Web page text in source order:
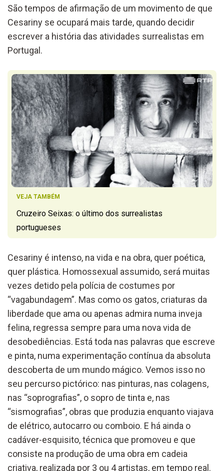
São tempos de afirmação de um movimento de que
Cesariny se ocupará mais tarde, quando decidir
escrever a história das atividades surrealistas em
Portugal.
VEJA TAMBÉM
Cruzeiro Seixas: o último dos surrealistas
portugueses
Cesariny é intenso, na vida e na obra, quer poética,
quer plástica. Homossexual assumido, será muitas
vezes detido pela polícia de costumes por
“vagabundagem”. Mas como os gatos, criaturas da
liberdade que ama ou apenas admira numa inveja
felina, regressa sempre para uma nova vida de
desobediências. Está toda nas palavras que escreve
e pinta, numa experimentação contínua da absoluta
descoberta de um mundo mágico. Vemos isso no
seu percurso pictórico: nas pinturas, nas colagens,
nas “soprografias”, o sopro de tinta e, nas
“sismografias”, obras que produzia enquanto viajava
de elétrico, autocarro ou comboio. E há ainda o
cadáver-esquisito, técnica que promoveu e que
consiste na produção de uma obra em cadeia
criativa, realizada por 3 ou 4 artistas, em tempo real.